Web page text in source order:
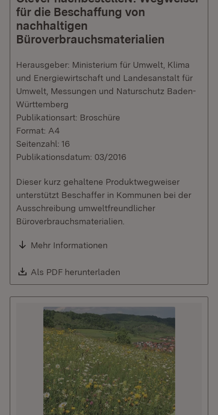
für die Beschaffung von
nachhaltigen
Büroverbrauchsmaterialien
Herausgeber: Ministerium für Umwelt, Klima
und Energiewirtschaft und Landesanstalt für
Umwelt, Messungen und Naturschutz Baden-
Württemberg
Publikationsart: Broschüre
Format: A4
Seitenzahl: 16
Publikationsdatum: 03/2016
Dieser kurz gehaltene Produktwegweiser
unterstützt Beschaffer in Kommunen bei der
Ausschreibung umweltfreundlicher
Büroverbrauchsmaterialien.
Mehr Informationen
Download:
Als PDF herunterladen